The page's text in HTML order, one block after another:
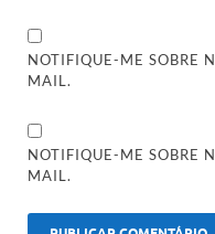
NOTIFIQUE-ME SOBRE
MAIL.
NOTIFIQUE-ME SOBRE
MAIL.